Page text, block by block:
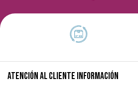
Atención al cliente Información